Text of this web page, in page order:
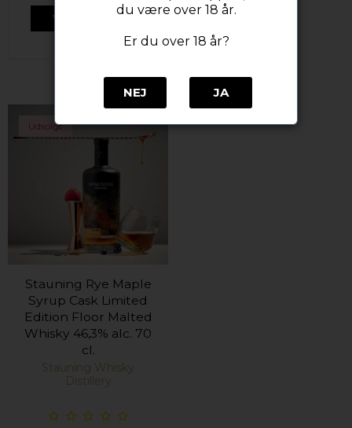
VIS PRODUKT
Udsolgt
Stauning Rye Maple
Syrup Cask Limited
Edition Floor Malted
Whisky 46,3% alc. 70
cl.
Stauning Whisky
Distillery
du være over 18 år.
Er du over 18 år?
NEJ JA